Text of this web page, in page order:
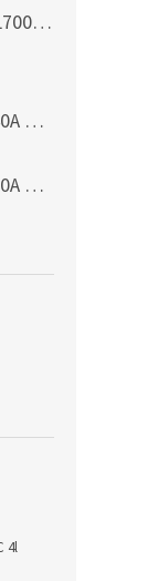
Exide EFB 12V 70Ah 760A EL700česká
Exide Premium 12V 64Ah 640A EA640
Exide Premium 12V 72Ah 720A EA722
4l